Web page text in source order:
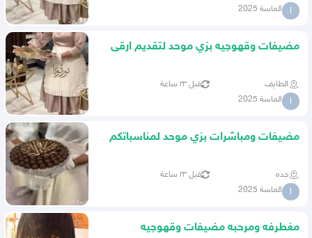
ا الماسة 2025
مضيفات وقهوجيه بزي موحد لتقديم ارقى
الطايف قبل ٢٣ ساعة
ا الماسة 2025
مضيفات ومباشرات بزي موحد لمناسباتكم
جده قبل ٢٣ ساعة
ا الماسة 2025
مغطرفه ومرحبه مضيفات وقهوجيه